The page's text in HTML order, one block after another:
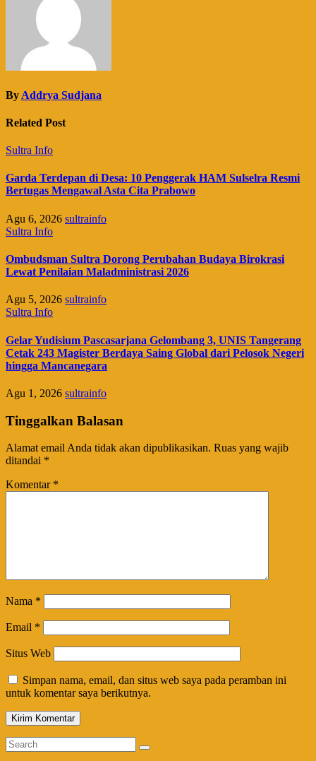
By Addrya Sudjana
Related Post
Sultra Info
Garda Terdepan di Desa: 10 Penggerak HAM Sulselra Resmi
Bertugas Mengawal Asta Cita Prabowo
Agu 6, 2026 sultrainfo
Sultra Info
Ombudsman Sultra Dorong Perubahan Budaya Birokrasi
Lewat Penilaian Maladministrasi 2026
Agu 5, 2026 sultrainfo
Sultra Info
Gelar Yudisium Pascasarjana Gelombang 3, UNIS Tangerang
Cetak 243 Magister Berdaya Saing Global dari Pelosok Negeri
hingga Mancanegara
Agu 1, 2026 sultrainfo
Tinggalkan Balasan
Alamat email Anda tidak akan dipublikasikan. Ruas yang wajib
ditandai *
Komentar *
Nama *
Email *
Situs Web
Simpan nama, email, dan situs web saya pada peramban ini
untuk komentar saya berikutnya.